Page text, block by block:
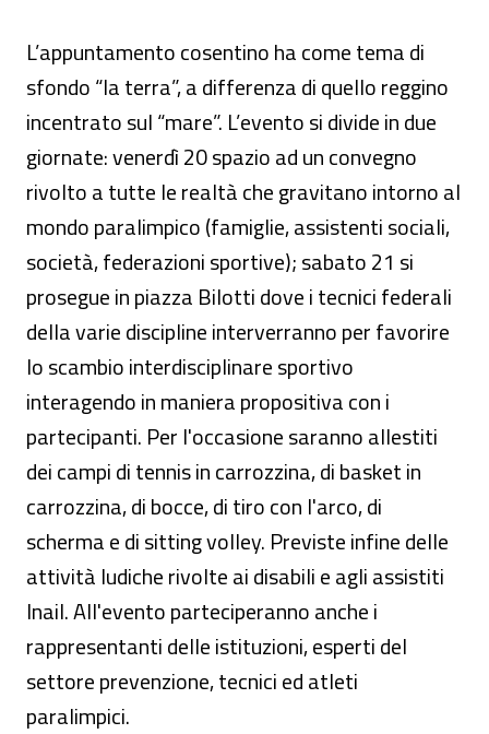
L’appuntamento cosentino ha come tema di
sfondo “la terra”, a differenza di quello reggino
incentrato sul “mare”. L’evento si divide in due
giornate: venerdì 20 spazio ad un convegno
rivolto a tutte le realtà che gravitano intorno al
mondo paralimpico (famiglie, assistenti sociali,
società, federazioni sportive); sabato 21 si
prosegue in piazza Bilotti dove i tecnici federali
della varie discipline interverranno per favorire
lo scambio interdisciplinare sportivo
interagendo in maniera propositiva con i
partecipanti. Per l'occasione saranno allestiti
dei campi di tennis in carrozzina, di basket in
carrozzina, di bocce, di tiro con l'arco, di
scherma e di sitting volley. Previste infine delle
attività ludiche rivolte ai disabili e agli assistiti
Inail. All'evento parteciperanno anche i
rappresentanti delle istituzioni, esperti del
settore prevenzione, tecnici ed atleti
paralimpici.